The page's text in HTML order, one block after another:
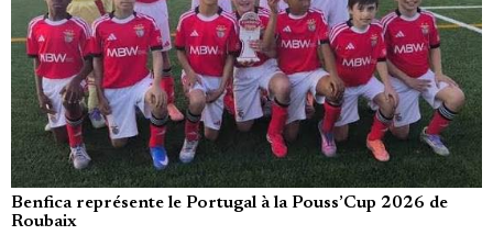
Benfica représente le Portugal à la Pouss’Cup 2026 de
Roubaix